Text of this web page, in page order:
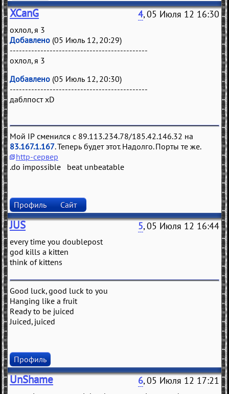
XCanG 4, 05 Июля 12 16:30
охлол, я 3
Добавлено (05 Июль 12, 20:29)
---------------------------------------------
охлол, я 3
Добавлено (05 Июль 12, 20:30)
---------------------------------------------
даблпост xD
Мой IP сменился с 89.113.234.78/185.42.146.32 на
83.167.1.167. Теперь будет этот. Надолго. Порты те же.
http-сервер
.do impossible beat unbeatable
Профиль Сайт
JUS 5, 05 Июля 12 16:44
every time you doublepost
god kills a kitten
think of kittens
Good luck, good luck to you
Hanging like a fruit
Ready to be juiced
Juiced, juiced
Профиль
UnShame 6, 05 Июля 12 17:21